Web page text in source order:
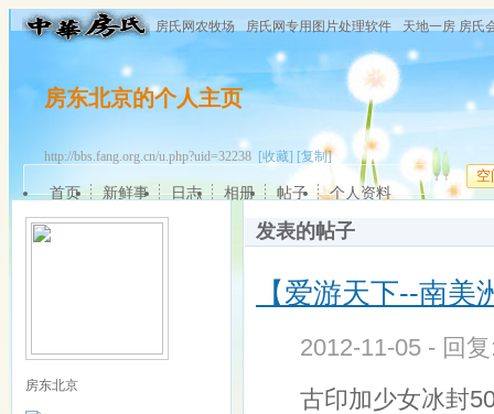
房氏网农牧场 房氏网专用图片处理软件 天地一房 房氏
房东北京的个人主页
http://bbs.fang.org.cn/u.php?uid=32238 [收藏] [复制]
空
首页 新鲜事 日志 相册 帖子 个人资料
房东北京
发表的帖子
【爱游天下--南
2012-11-05 - 回
古印加少女冰封